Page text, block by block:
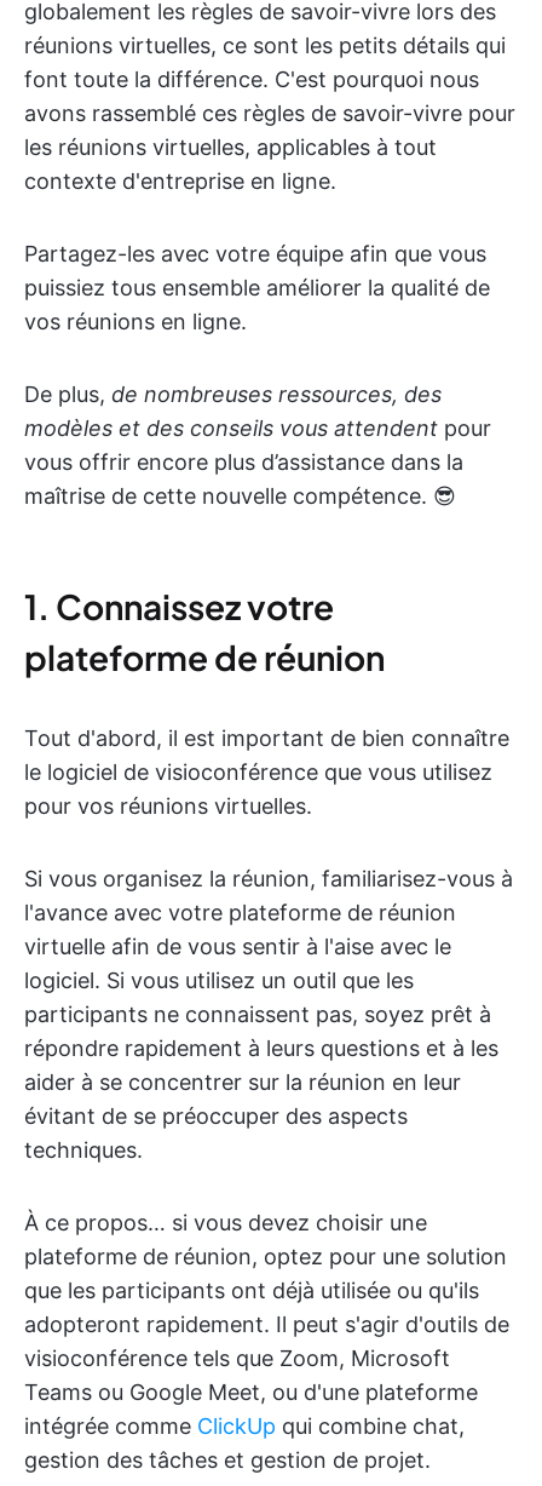
globalement les règles de savoir-vivre lors des
réunions virtuelles, ce sont les petits détails qui
font toute la différence. C'est pourquoi nous
avons rassemblé ces règles de savoir-vivre pour
les réunions virtuelles, applicables à tout
contexte d'entreprise en ligne.
Partagez-les avec votre équipe afin que vous
puissiez tous ensemble améliorer la qualité de
vos réunions en ligne.
De plus, de nombreuses ressources, des
modèles et des conseils vous attendent pour
vous offrir encore plus d’assistance dans la
maîtrise de cette nouvelle compétence. 😎
1. Connaissez votre
plateforme de réunion
Tout d'abord, il est important de bien connaître
le logiciel de visioconférence que vous utilisez
pour vos réunions virtuelles.
Si vous organisez la réunion, familiarisez-vous à
l'avance avec votre plateforme de réunion
virtuelle afin de vous sentir à l'aise avec le
logiciel. Si vous utilisez un outil que les
participants ne connaissent pas, soyez prêt à
répondre rapidement à leurs questions et à les
aider à se concentrer sur la réunion en leur
évitant de se préoccuper des aspects
techniques.
À ce propos… si vous devez choisir une
plateforme de réunion, optez pour une solution
que les participants ont déjà utilisée ou qu'ils
adopteront rapidement. Il peut s'agir d'outils de
visioconférence tels que Zoom, Microsoft
Teams ou Google Meet, ou d'une plateforme
intégrée comme ClickUp qui combine chat,
gestion des tâches et gestion de projet.